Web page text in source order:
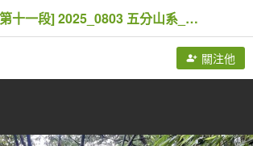
[微笑山線_第十一段] 2025_0803 五分山系_平溪小黃山段
關注他